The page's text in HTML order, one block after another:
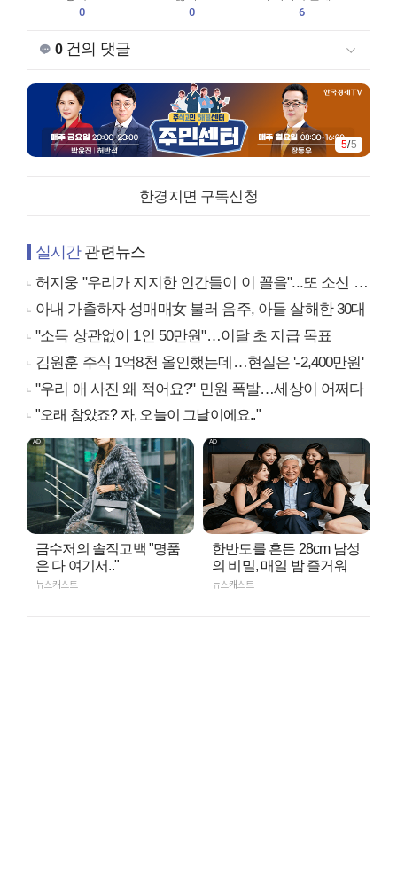
0
0
6
0건의 댓글
5/5
한경지면 구독신청
실시간관련뉴스
허지웅 "우리가 지지한 인간들이 이 꼴을"...또 소신 발언
아내 가출하자 성매매女 불러 음주, 아들 살해한 30대
"소득 상관없이 1인 50만원"…이달 초 지급 목표
김원훈 주식 1억8천 올인했는데…현실은 '-2,400만원'
"우리 애 사진 왜 적어요?" 민원 폭발…세상이 어쩌다
"오래 참았죠? 자, 오늘이 그날이에요.."
금수저의 솔직고백 "명품
은 다 여기서.."
뉴스캐스트
한반도를 흔든 28cm 남성
의 비밀, 매일 밤 즐거워
뉴스캐스트